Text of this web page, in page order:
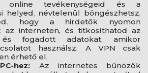
online tevékenységeid és a
helyed, névtelenül böngészhetsz,
hogy a hirdetők nyomon
az interneten, és titkosíthatod az
fogadott adatokat, amikor
használsz. A VPN csak
érhető el.
hez: Az internetes bűnözők